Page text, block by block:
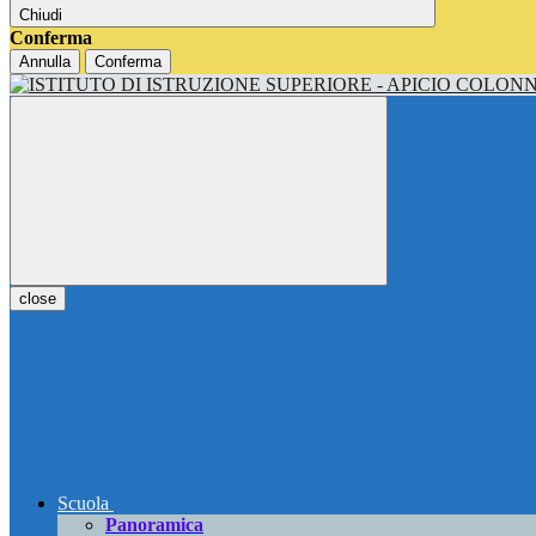
Chiudi
Conferma
Annulla Conferma
close
Scuola
Panoramica